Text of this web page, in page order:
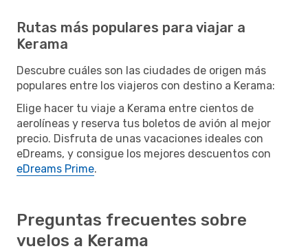
Rutas más populares para viajar a
Kerama
Descubre cuáles son las ciudades de origen más
populares entre los viajeros con destino a Kerama:
Elige hacer tu viaje a Kerama entre cientos de
aerolíneas y reserva tus boletos de avión al mejor
precio. Disfruta de unas vacaciones ideales con
eDreams, y consigue los mejores descuentos con
eDreams Prime.
Preguntas frecuentes sobre
vuelos a Kerama